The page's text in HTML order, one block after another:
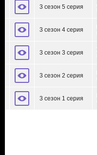
3 сезон 5 серия
3 сезон 4 серия
3 сезон 3 серия
3 сезон 2 серия
3 сезон 1 серия